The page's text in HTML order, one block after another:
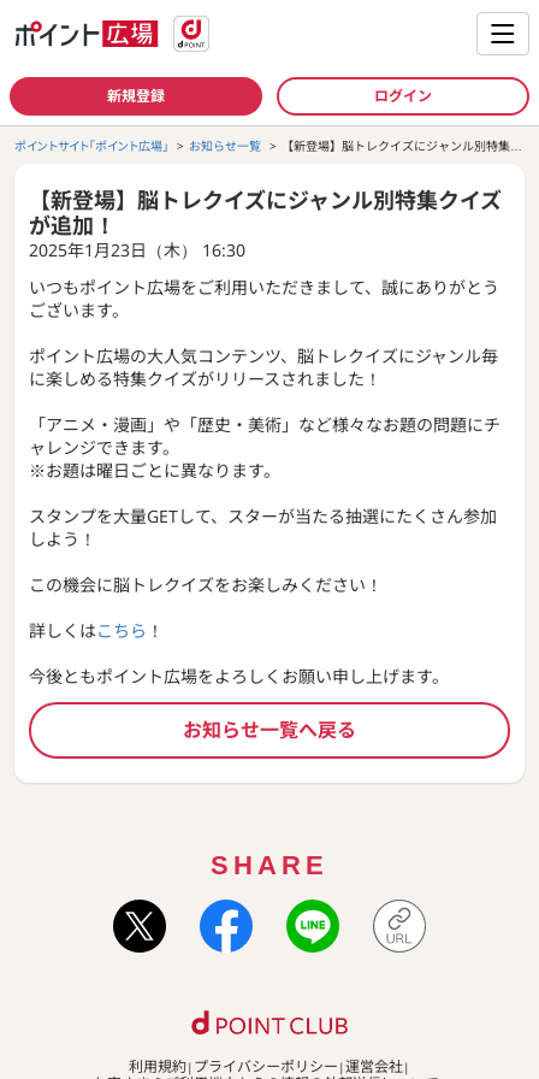
新規登録 ログイン
ポイントサイト「ポイント広場」 お知らせ一覧
【新登場】脳トレクイズにジャンル別特集ク
【新登場】脳トレクイズにジャンル別特集クイズ
が追加！
2025年1月23日（木） 16:30
いつもポイント広場をご利用いただきまして、誠にありがとう
ございます。
ポイント広場の大人気コンテンツ、脳トレクイズにジャンル毎
に楽しめる特集クイズがリリースされました！
「アニメ・漫画」や「歴史・美術」など様々なお題の問題にチ
ャレンジできます。
※お題は曜日ごとに異なります。
スタンプを大量GETして、スターが当たる抽選にたくさん参加
しよう！
この機会に脳トレクイズをお楽しみください！
詳しくはこちら ！
今後ともポイント広場をよろしくお願い申し上げます。
お知らせ一覧へ戻る
SHARE
利用規約 プライバシーポリシー 運営会社